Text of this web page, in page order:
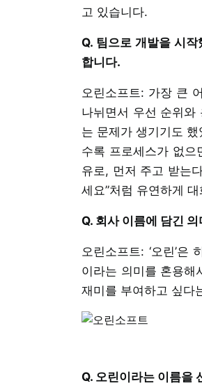
고 있습니다.
Q. 팀으로 개발을 시
합니다.
오린소프트: 가장 큰
나뉘면서 우선 순위와
는 문제가 생기기도
수록 프로세스가 없으
유로, 먼저 주고 받는
세요”처럼 유연하게
Q. 회사 이름에 담긴
오린소프트: ‘오린’
이라는 의미를 혼용해
재미를 부여하고 싶다
Q. 오린이라는 이름을